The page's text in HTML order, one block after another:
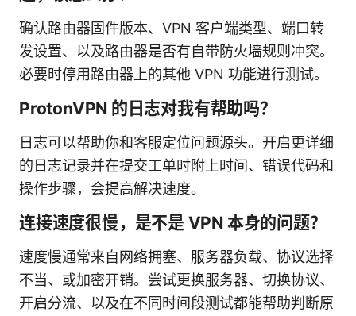
确认路由器固件版本、VPN 客户端类型、端口转
发设置、以及路由器是否有自带防火墙规则冲突。
必要时停用路由器上的其他 VPN 功能进行测试。
ProtonVPN 的日志对我有帮助吗？
日志可以帮助你和客服定位问题源头。开启更详细
的日志记录并在提交工单时附上时间、错误代码和
操作步骤，会提高解决速度。
连接速度很慢，是不是 VPN 本身的问题？
速度慢通常来自网络拥塞、服务器负载、协议选择
不当、或加密开销。尝试更换服务器、切换协议、
开启分流、以及在不同时间段测试都能帮助判断原